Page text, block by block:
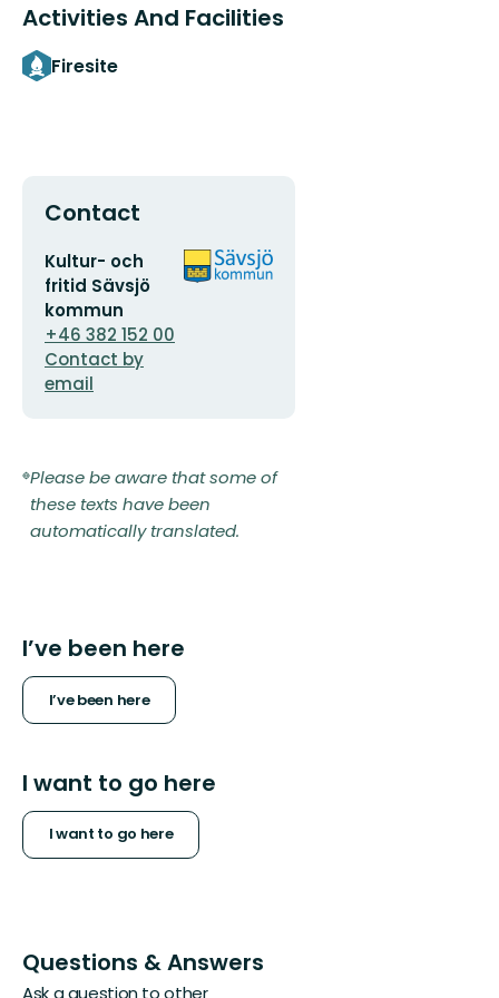
Activities And Facilities
Firesite
Contact
Email
address
Kultur- och
fritid Sävsjö
kommun
+46 382 152 00
Contact by
email
Organization
logotype
Please be aware that some of
these texts have been
automatically translated.
I’ve been here
I’ve been here
I want to go here
I want to go here
Questions & Answers
Ask a question to other